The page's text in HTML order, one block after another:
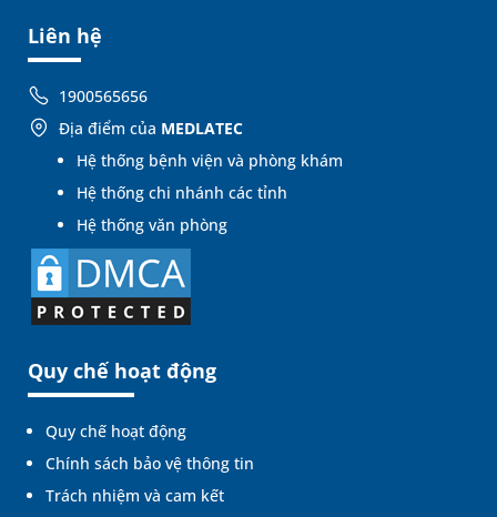
Liên hệ
1900565656
Địa điểm của MEDLATEC
Hệ thống bệnh viện và phòng khám
Hệ thống chi nhánh các tỉnh
Hệ thống văn phòng
Quy chế hoạt động
Quy chế hoạt động
Chính sách bảo vệ thông tin
Trách nhiệm và cam kết